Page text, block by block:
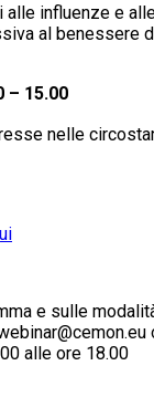
influenze e
al benessere
– 15.00
nelle
e sulle
alle ore 18.00